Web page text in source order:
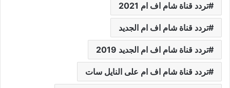
تردد قناة شام اف ام 2021
تردد قناة شام اف ام الجديد
تردد قناة شام اف ام الجديد 2019
تردد قناة شام اف ام على النايل سات